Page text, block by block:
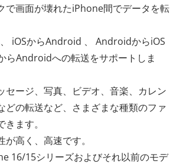
で画面が壊れたiPhone間でデータを転
、 iOSからAndroid 、 AndroidからiOS
らAndroidへの転送をサポートしま
セージ、写真、ビデオ、音楽、カレン
どの転送など、さまざまな種類のファ
ます。
高く、高速です。
16/15シリーズおよびそれ以前のモデ